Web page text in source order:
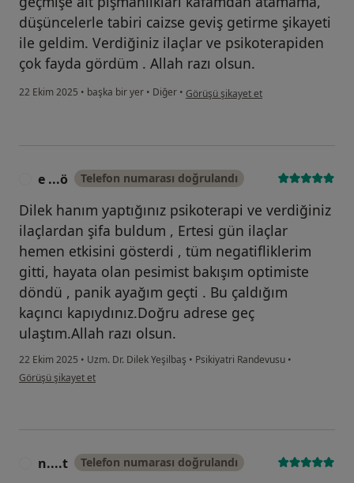
düşüncelerle tabiri caizse geviş getirme şikayeti
ile geldim. Verdiğiniz ilaçlar ve psikoterapiden
çok fayda gördüm . Allah razı olsun.
22 Ekim 2025 • başka bir yer • Diğer • kullanıcının görüşüne göre g.....
Görüşü şikayet et
e ...ö Telefon numarası doğrulandı
Dilek hanım yaptığınız psikoterapi ve verdiğiniz
ilaçlardan şifa buldum , Ertesi gün ilaçlar
hemen etkisini gösterdi , tüm negatifliklerim
gitti, hayata olan pesimist bakışım optimiste
döndü , panik ayağım geçti . Bu çaldığım
kaçıncı kapıydınız.Doğru adrese geç
ulaştım.Allah razı olsun.
22 Ekim 2025 • Uzm. Dr. Dilek Yeşilbaş • Psikiyatri Randevusu •
kullanıcının görüşüne göre e ...ö
Görüşü şikayet et
n....t Telefon numarası doğrulandı